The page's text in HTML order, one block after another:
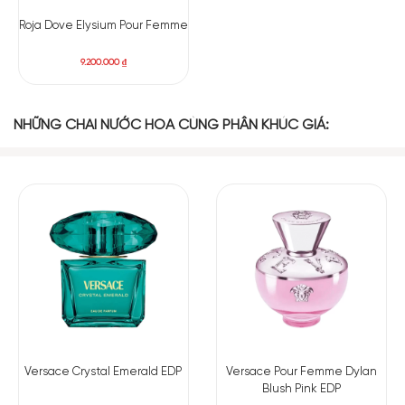
Có nên mua nước hoa nữ Van Cleef & Arpels Feerie
Những nốt hương tuyệt đẹp của quả mâm xôi, hoa mẫu đơn
và xạ hương khiến mùi hương này có chút phấn trên da nhưng
Roja Dove Elysium Pour Femme
9.200.000₫
NHỮNG CHAI NƯỚC HOA CÙNG PHÂN KHÚC GIÁ:
Versace Crystal Emerald EDP
Versace Pour Femme Dylan
Blush Pink EDP